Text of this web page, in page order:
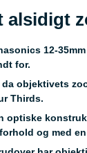
alsidigt
12-
for.
da objektivets
Thirds.
optiske
og med